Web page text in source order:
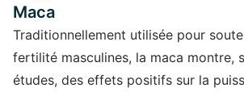
Maca
Traditionnellement utilisée pour
fertilité masculines, la maca montre,
études, des effets positifs sur la